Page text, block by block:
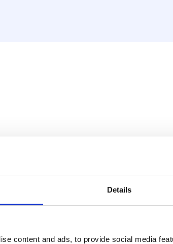
Details
content and ads, to provide social media